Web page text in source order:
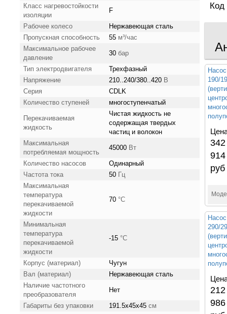
Класс нагревостойкости
изоляции
F
Рабочее колесо
Нержавеющая сталь
Пропускная способность
55 м³/час
Максимальное рабочее
давление
30 бар
Тип электродвигателя
Трехфазный
Напряжение
210..240/380..420 В
Серия
CDLK
Количество ступеней
многоступенчатый
Перекачиваемая
жидкость
Чистая жидкость не
содержащая твердых
частиц и волокон
Максимальная
потребляемая мощность
45000 Вт
Количество насосов
Одинарный
Частота тока
50 Гц
Максимальная
температура
перекачиваемой
жидкости
70 °С
Минимальная
температура
перекачиваемой
жидкости
-15 °С
Корпус (материал)
Чугун
Вал (материал)
Нержавеющая сталь
Наличие частотного
преобразователя
Нет
Габариты без упаковки 191.5x45x45 см
Код
190/
342
914
руб
290/
212
986